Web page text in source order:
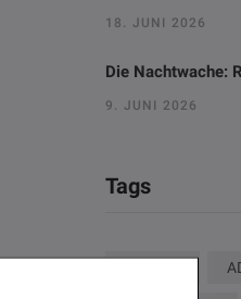
18. JUNI 2026
Die Nachtwache:
9. JUNI 2026
Tags